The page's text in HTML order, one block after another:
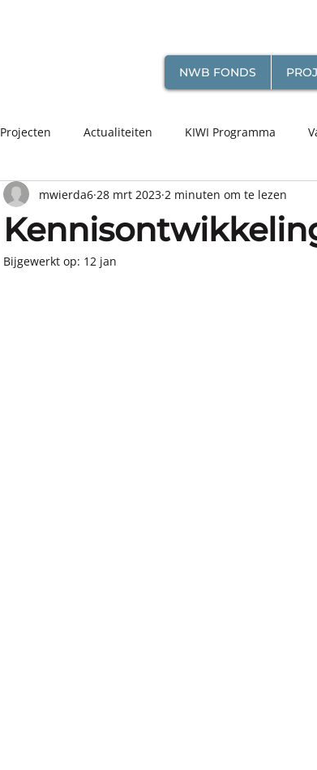
NWB FONDS
Projecten Actualiteiten KIWI Programma
mwierda6 28 mrt 2023 2 minuten om te lezen
Bijgewerkt op: 12 jan